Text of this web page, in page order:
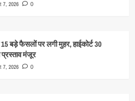
7, 2026 0
बड़े फैसलों पर लगी मुहर, हाईकोर्ट 30
मंजूर
7, 2026 0